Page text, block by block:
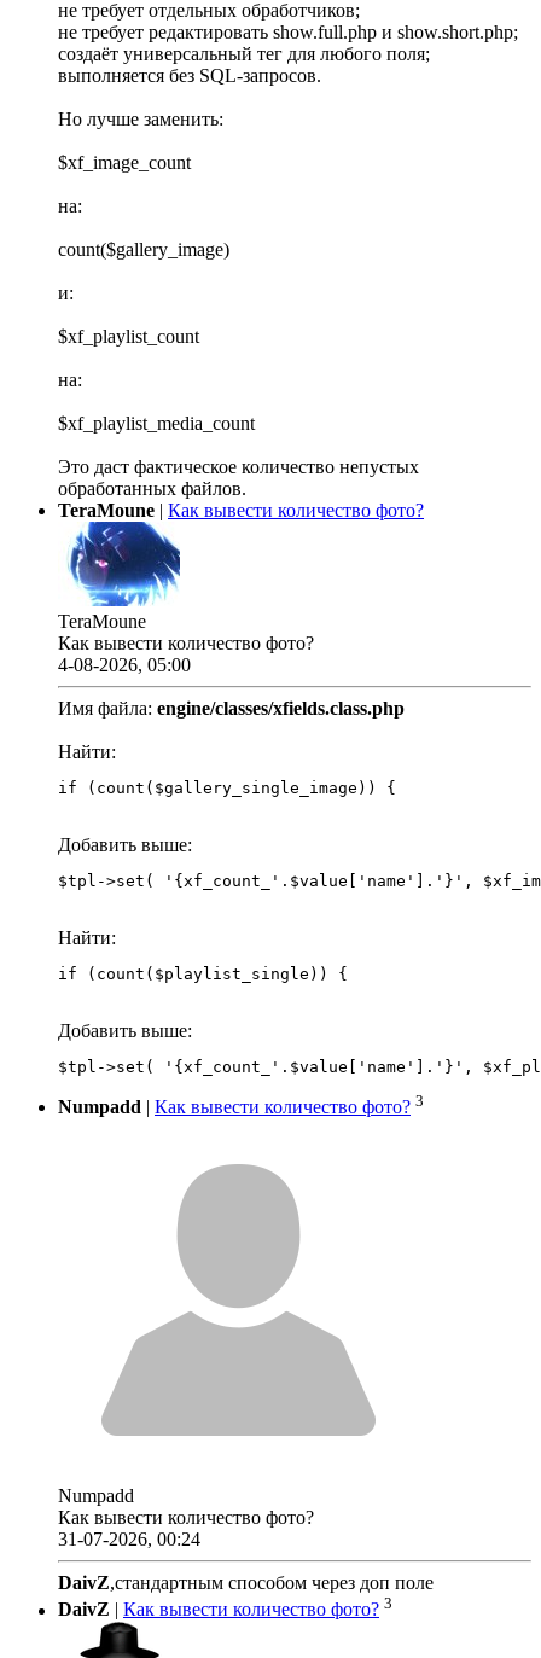
не требует отдельных обработчиков;
не требует редактировать show.full.php и show.short.php;
создаёт универсальный тег для любого поля;
выполняется без SQL-запросов.
Но лучше заменить:
$xf_image_count
на:
count($gallery_image)
и:
$xf_playlist_count
на:
$xf_playlist_media_count
Это даст фактическое количество непустых
обработанных файлов.
TeraMoune | Как вывести количество фото?
TeraMoune
Как вывести количество фото?
4-08-2026, 05:00
Имя файла: engine/classes/xfields.class.php
Найти:
if (count($gallery_single_image)) {
Добавить выше:
Найти:
if (count($playlist_single)) {
Добавить выше:
Numpadd Как вывести количество фото? 3
Numpadd
Как вывести количество фото?
31-07-2026, 00:24
DaivZ,стандартным способом через доп поле
DaivZ
Как вывести количество фото? 3